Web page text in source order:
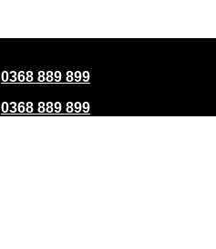
0368 889 899
0368 889 899